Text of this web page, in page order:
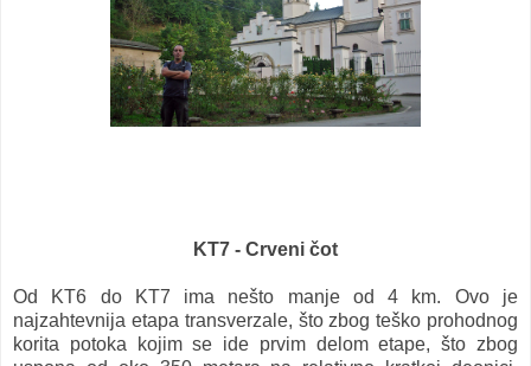
KT7 - Crveni čot
Od KT6 do KT7 ima nešto manje od 4 km. Ovo je
najzahtevnija etapa transverzale, što zbog teško prohodnog
korita potoka kojim se ide prvim delom etape, što zbog